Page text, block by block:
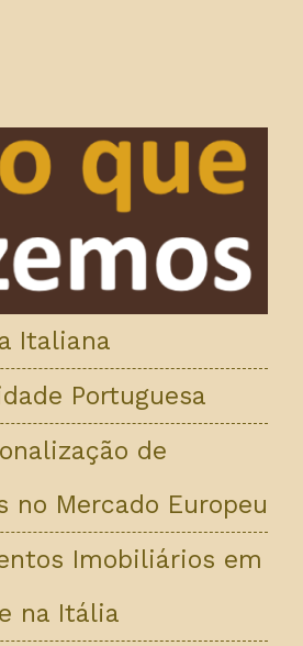
Italiana
Portuguesa
de
no Mercado Europeu
Imobiliários em
na Itália